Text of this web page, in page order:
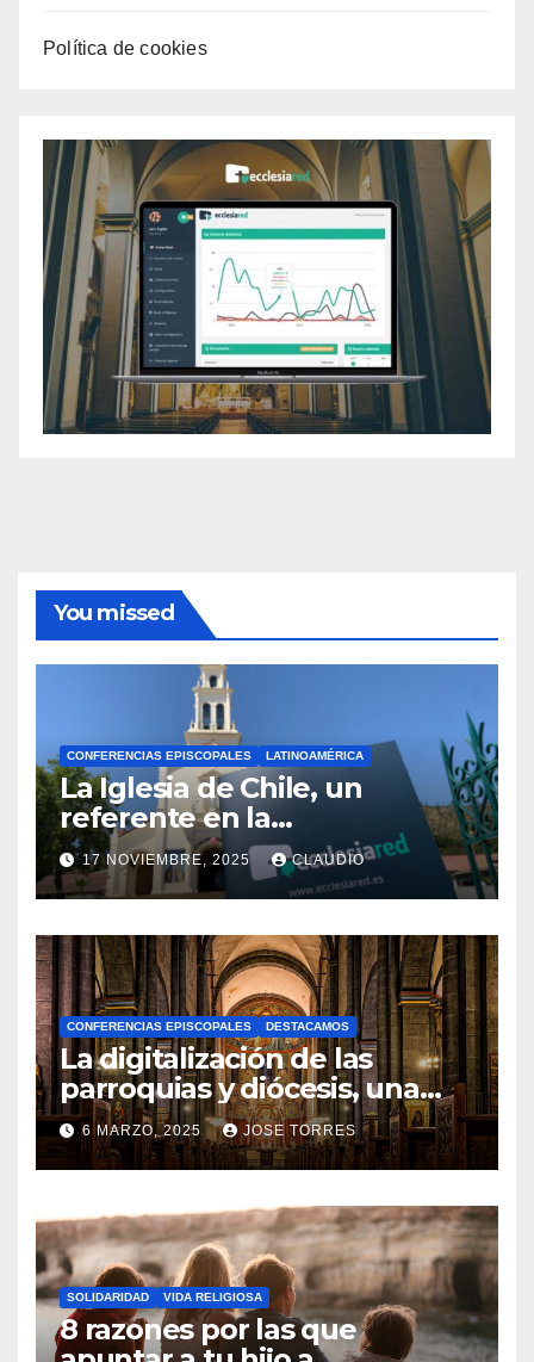
Política de cookies
You missed
CONFERENCIAS EPISCOPALES LATINOAMÉRICA
La Iglesia de Chile, un
referente en la
transformación digital
gracias a Ecclesiared
17 NOVIEMBRE, 2025 CLAUDIO
N
O
H
A
Y
C
O
M
N
T
A
R
CONFERENCIAS EPISCOPALES DESTACAMOS
La digitalización de las
parroquias y diócesis, una
realidad ya para el futuro de
la Iglesia
6 MARZO, 2025 JOSE TORRES
N
O
H
A
Y
SOLIDARIDAD VIDA RELIGIOSA
8 razones por las que